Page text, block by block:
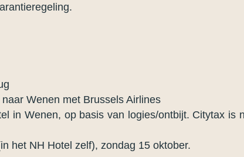
Wenen met Brussels Airlines
in Wenen, op basis van logies/ontbijt. Citytax is
het NH Hotel zelf), zondag 15 oktober.